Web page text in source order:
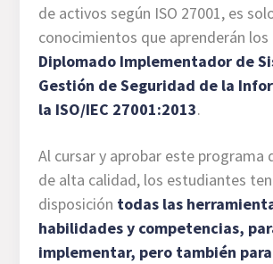
de activos según ISO 27001, es
conocimientos que aprenderán
Diplomado Implementador de
Gestión de Seguridad de la
la ISO/IEC 27001:2013.
Al cursar y aprobar este programa
de alta calidad, los estudiantes
disposición todas las
habilidades y competencias,
implementar, pero también